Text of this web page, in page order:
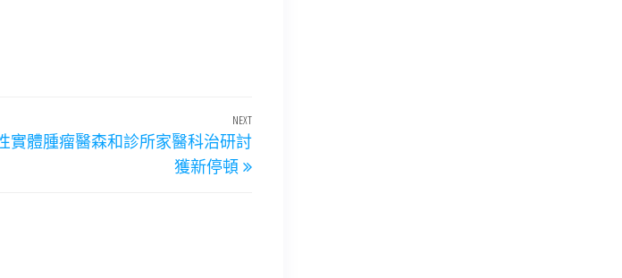
Next
NEXT
實體腫瘤醫森和診所家醫科治研討
獲新停頓